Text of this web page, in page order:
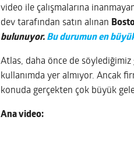
video ile çalışmalarına
dev tarafından satın alınan
bulunuyor. Bu durumun en
Atlas, daha önce de
kullanımda yer almıyor. Ancak
konuda gerçekten çok büyük
Ana video: